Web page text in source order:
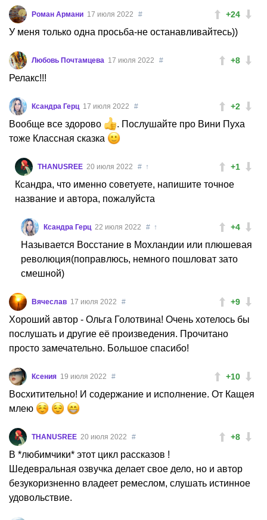
+24
Роман Армани 17 июля 2022 #
У меня только одна просьба-не останавливайтесь))
+8
Любовь Почтамцева 17 июля 2022 #
Релакс!!!
+2
Ксандра Герц 17 июля 2022 #
Вообще все здорово
. Послушайте про Вини Пуха
тоже Классная сказка
+1
THANUSREE 20 июля 2022 # ↑
Ксандра, что именно советуете, напишите точное
название и автора, пожалуйста
+4
Ксандра Герц 22 июля 2022 # ↑
Называется Восстание в Мохландии или плюшевая
революция(поправлюсь, немного пошловат зато
смешной)
+9
Вячеслав 17 июля 2022 #
Хороший автор - Ольга Голотвина! Очень хотелось бы
послушать и другие её произведения. Прочитано
просто замечательно. Большое спасибо!
+10
Ксения 19 июля 2022 #
Восхитительно! И содержание и исполнение. От Кащея
млею
+8
THANUSREE 20 июля 2022 #
В *любимчики* этот цикл рассказов !
Шедевральная озвучка делает свое дело, но и автор
безукоризненно владеет ремеслом, слушать истинное
удовольствие.